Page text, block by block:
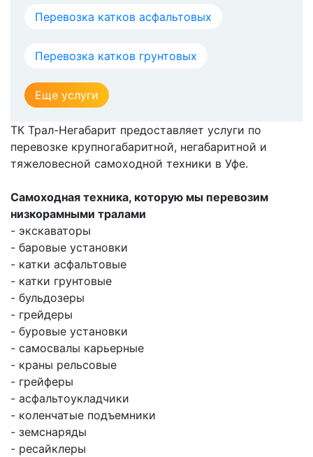
Перевозка катков асфальтовых
Перевозка катков грунтовых
Еще услуги
ТК Трал-Негабарит предоставляет услуги по
перевозке крупногабаритной, негабаритной и
тяжеловесной самоходной техники в Уфе.
Самоходная техника, которую мы перевозим
низкорамными тралами
- экскаваторы
- баровые установки
- катки асфальтовые
- катки грунтовые
- бульдозеры
- грейдеры
- буровые установки
- самосвалы карьерные
- краны рельсовые
- грейферы
- асфальтоукладчики
- коленчатые подъемники
- земснаряды
- ресайклеры